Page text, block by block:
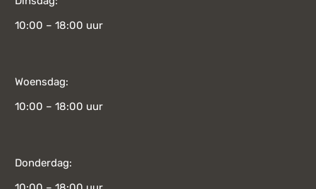
10:00 – 18:00 uur
Woensdag:
10:00 – 18:00 uur
Donderdag: